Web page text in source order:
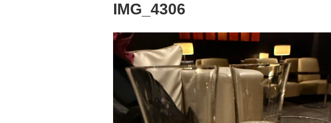
IMG_4306